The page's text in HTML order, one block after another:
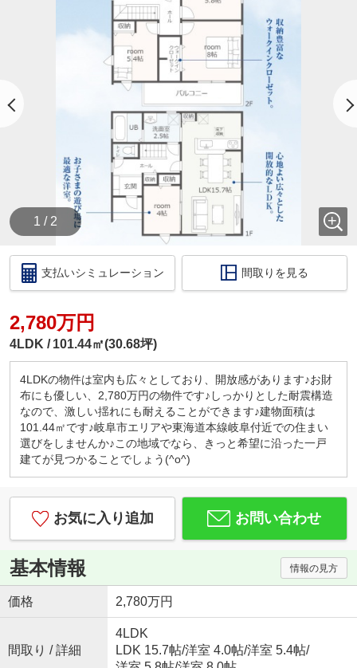
・お電話でのお問い合わせ→【058-338-9110】
・【物件資料請求ボタン】より、備考欄にご希望日
時を記載ください。
・当店の店舗ページより【ハウスアイビー岐阜店の
ホームページ】へ。
・ラインでのお問い合わせも出来ます。ID検索【＠
731koxur】
◇住宅ローンのご相談いつでも無料で受け付けます
・いくら位の住宅を購入する方がいいの？
・今買うのがいいの？それとも、頭金を貯めてか
ら？
・いくらぐらいまで借りられるの？毎月の返済はい
・車のローンがあっても住宅ローンは組めるの？
・自営業だけど大丈夫？
このような住宅購入に関する資金相談もお伺いいた
税金の控除、給付金のお話などもさせて頂きます。
□ご来店いただいた際には
カフェ感覚で、お気軽にお越しくださいませ！
キッズコーナー・お菓子サービス！
小さなお子様連れでもご安心してお越しください。
ブロックや積木、おままごとセットなど沢山のおも
ちゃ取り揃えております。お子様用ドリンク、子供
が大好きな駄菓子もご用意しております。
◇はじめての住宅購入、まずはご相談からいかがで
すか？◇
初めてなので「分からないことが分からない」と思
います。
例えば、物件価格の他にかかる費用っていくら？な
どすぐにご説明いたします。
勉強しながら、納得して後悔しない！賢い家探し。
一組のお客様にじっくり向き合っています。
『入りやすくて、相談しやすい』そんなお店作りを
心がけております♪
1 / 2
支払いシミュレーション 間取りを見る
2,780万円
4LDK 101.44㎡(30.68坪)
4LDKの物件は室内も広々としており、開放感があります♪お財
布にも優しい、2,780万円の物件です♪しっかりとした耐震構造
なので、激しい揺れにも耐えることができます♪建物面積は
101.44㎡です♪岐阜市エリアや東海道本線岐阜付近での住まい
選びをしませんか♪この地域でなら、きっと希望に沿った一戸
建てが見つかることでしょう(^o^)
お気に入り追加 お問い合わせ
基本情報 情報の見方
価格 2,780万円
間取り / 詳細
4LDK
LDK 15.7帖/洋室 4.0帖/洋室 5.4帖/